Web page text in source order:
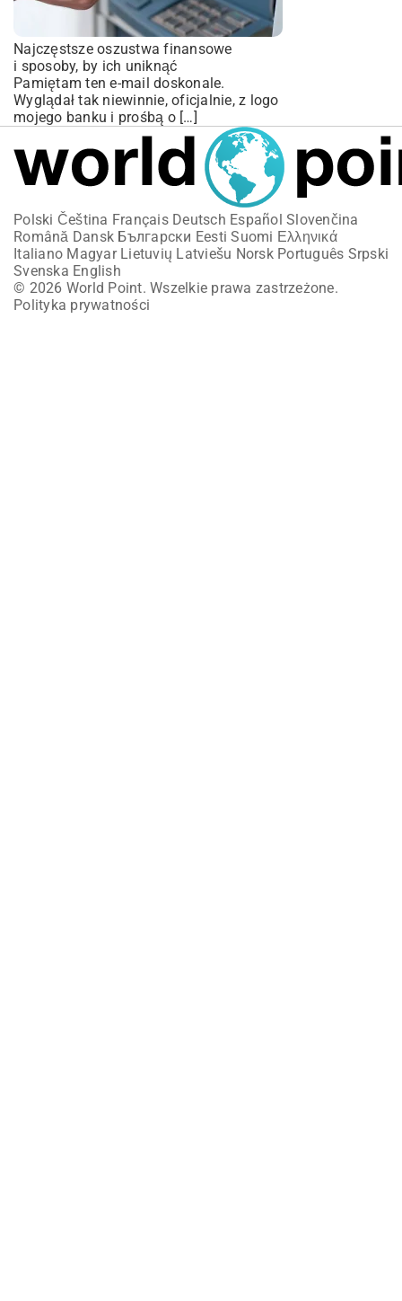
Najczęstsze oszustwa finansowe
i sposoby, by ich uniknąć
Pamiętam ten e-mail doskonale.
Wyglądał tak niewinnie, oficjalnie, z logo
mojego banku i prośbą o […]
Polski Čeština Français Deutsch Español Slovenčina
Română Dansk Български Eesti Suomi Ελληνικά
Italiano Magyar Lietuvių Latviešu Norsk Português Srpski
Svenska English
© 2026 World Point. Wszelkie prawa zastrzeżone.
Polityka prywatności